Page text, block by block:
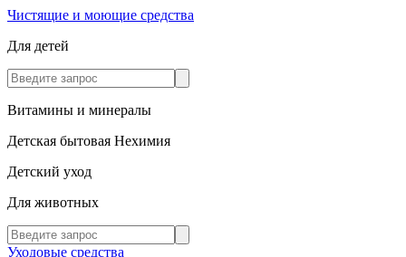
Чистящие и моющие средства
Для детей
Витамины и минералы
Детская бытовая Нехимия
Детский уход
Для животных
Уходовые средства